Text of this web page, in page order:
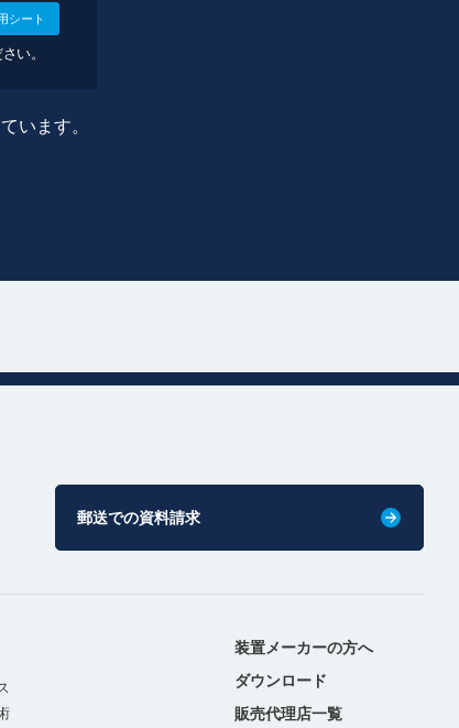
シート
い。
います。
郵送での資料請求
装置メーカーの方へ
ダウンロード
販売代理店一覧